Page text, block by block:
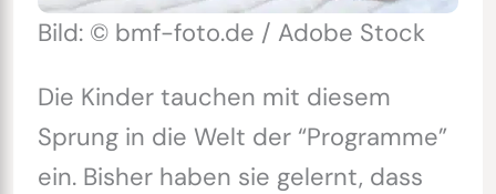
Bild: © bmf-foto.de / Adobe Stock
Die Kinder tauchen mit diesem
Sprung in die Welt der “Programme”
ein. Bisher haben sie gelernt, dass